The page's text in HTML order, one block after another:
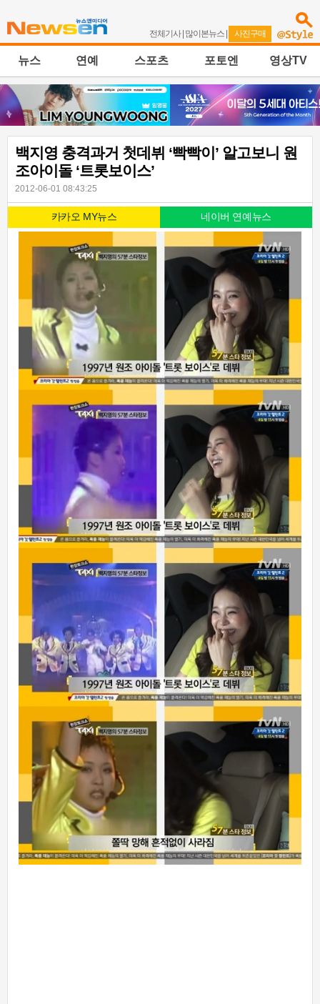
전체기사| 많이본뉴스 | 사진구매
뉴스 연예 스포츠 포토엔 영상TV
백지영 충격과거 첫데뷔 ‘빡빡이’ 알고보니 원
조아이돌 ‘트롯보이스’
2012-06-01 08:43:25
카카오 MY뉴스 네이버 연예뉴스